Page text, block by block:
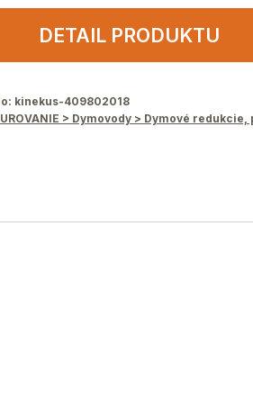
DETAIL PRODUKTU
kinekus-409802018
> Dymovody > Dymové